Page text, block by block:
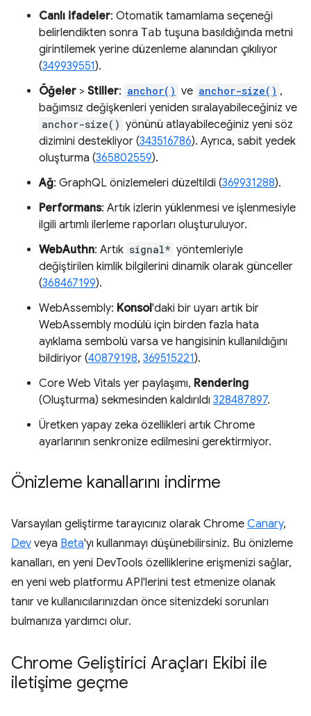
Canlı ifadeler: Otomatik tamamlama seçeneği
belirlendikten sonra Tab tuşuna basıldığında metni
girintilemek yerine düzenleme alanından çıkılıyor
(349939551).
Öğeler > Stiller: anchor() ve anchor-size() ,
bağımsız değişkenleri yeniden sıralayabileceğiniz ve
anchor-size() yönünü atlayabileceğiniz yeni söz
dizimini destekliyor (343516786). Ayrıca, sabit yedek
oluşturma (365802559).
Ağ: GraphQL önizlemeleri düzeltildi (369931288).
Performans: Artık izlerin yüklenmesi ve işlenmesiyle
ilgili artımlı ilerleme raporları oluşturuluyor.
WebAuthn: Artık signal* yöntemleriyle
değiştirilen kimlik bilgilerini dinamik olarak günceller
(368467199).
WebAssembly: Konsol'daki bir uyarı artık bir
WebAssembly modülü için birden fazla hata
ayıklama sembolü varsa ve hangisinin kullanıldığını
bildiriyor (40879198, 369515221).
Core Web Vitals yer paylaşımı, Rendering
(Oluşturma) sekmesinden kaldırıldı 328487897.
Üretken yapay zeka özellikleri artık Chrome
ayarlarının senkronize edilmesini gerektirmiyor.
Önizleme kanallarını indirme
Varsayılan geliştirme tarayıcınız olarak Chrome Canary,
Dev veya Beta'yı kullanmayı düşünebilirsiniz. Bu önizleme
kanalları, en yeni DevTools özelliklerine erişmenizi sağlar,
en yeni web platformu API'lerini test etmenize olanak
tanır ve kullanıcılarınızdan önce sitenizdeki sorunları
bulmanıza yardımcı olur.
Chrome Geliştirici Araçları Ekibi ile
iletişime geçme